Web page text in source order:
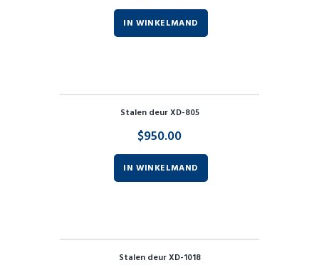
IN WINKELMAND
Stalen deur XD-805
$950.00
IN WINKELMAND
Stalen deur XD-1018